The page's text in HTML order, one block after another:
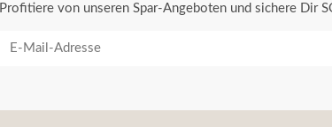
Profitiere von unseren Spar-Angeboten und sichere Dir